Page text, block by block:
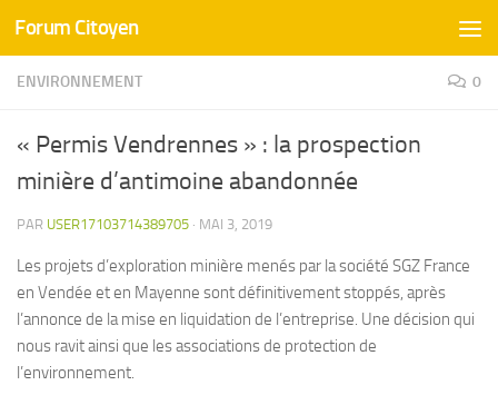
Skip to content
Forum Citoyen
ENVIRONNEMENT 0
« Permis Vendrennes » : la prospection
minière d’antimoine abandonnée
PAR USER17103714389705 · MAI 3, 2019
Les projets d’exploration minière menés par la société SGZ France
en Vendée et en Mayenne sont définitivement stoppés, après
l’annonce de la mise en liquidation de l’entreprise. Une décision qui
nous ravit ainsi que les associations de protection de
l’environnement.